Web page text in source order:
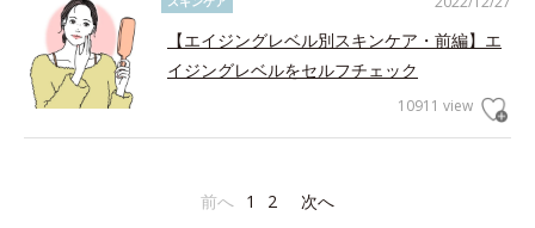
【エイジングレベル別スキンケア・前編】エ
イジングレベルをセルフチェック
10911 view
前へ 1 2 次へ